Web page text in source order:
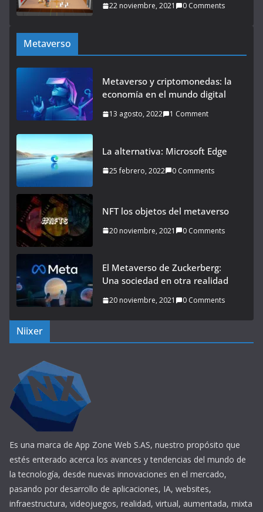
22 noviembre, 2021 0 Comments
Metaverso
Metaverso y criptomonedas: la
economía en el mundo digital
13 agosto, 2022 1 Comment
La alternativa: Microsoft Edge
25 febrero, 2022 0 Comments
NFT los objetos del metaverso
20 noviembre, 2021 0 Comments
El Metaverso de Zuckerberg:
Una sociedad en otra realidad
20 noviembre, 2021 0 Comments
Niixer
Es una marca de App Zone Web S.AS, nuestro propósito que
estés enterado acerca los avances y tendencias del mundo de
la tecnología, desde nuevas innovaciones en el mercado,
pasando por desarrollo de aplicaciones, IA, websites,
infraestructura, videojuegos, realidad, virtual, aumentada, mixta